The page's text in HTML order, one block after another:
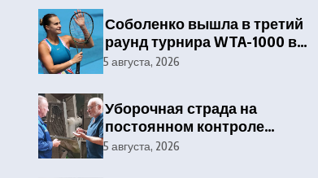
Соболенко вышла в третий
раунд турнира WTA-1000 в
Торонто
5 августа, 2026
Уборочная страда на
постоянном контроле
отраслевого профсоюза и
5 августа, 2026